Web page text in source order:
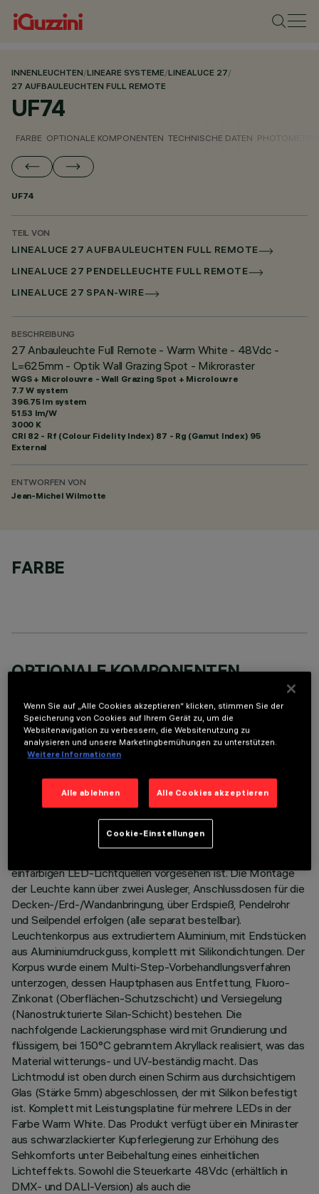
INNENLEUCHTEN/LINEARE SYSTEME/LINEALUCE 27/
27 AUFBAULEUCHTEN FULL REMOTE
UF74
FARBE OPTIONALE KOMPONENTEN TECHNISCHE DATEN
UF74
TEIL VON
LINEALUCE 27 AUFBAULEUCHTEN FULL REMOTE
LINEALUCE 27 PENDELLEUCHTE FULL REMOTE
LINEALUCE 27 SPAN-WIRE
BESCHREIBUNG
27 Anbauleuchte Full Remote - Warm White - 48Vdc -
L=625mm - Optik Wall Grazing Spot - Mikroraster
WGS + Microlouvre - Wall Grazing Spot + Microlouvre
7.7 W system
396.75 lm system
51.53 lm/W
3000 K
CRI 82 - Rf (Colour Fidelity Index) 87 - Rg (Gamut Index) 95
External
ENTWORFEN VON
Jean-Michel Wilmotte
FARBE
OPTIONALE KOMPONENTEN
TECHNISCHE DATEN
LETZTES UPDATE: 06.08.2026
einfarbigen LED-Lichtquellen vorgesehen ist. Die Montage
der Leuchte kann über zwei Ausleger, Anschlussdosen für die
Decken-/Erd-/Wandanbringung, über Erdspieß, Pendelrohr
und Seilpendel erfolgen (alle separat bestellbar).
Leuchtenkorpus aus extrudiertem Aluminium, mit Endstücken
aus Aluminiumdruckguss, komplett mit Silikondichtungen. Der
Korpus wurde einem Multi-Step-Vorbehandlungsverfahren
unterzogen, dessen Hauptphasen aus Entfettung, Fluoro-
Zinkonat (Oberflächen-Schutzschicht) und Versiegelung
(Nanostrukturierte Silan-Schicht) bestehen. Die
nachfolgende Lackierungsphase wird mit Grundierung und
flüssigem, bei 150°C gebranntem Akryllack realisiert, was das
Material witterungs- und UV-beständig macht. Das
Lichtmodul ist oben durch einen Schirm aus durchsichtigem
Glas (Stärke 5mm) abgeschlossen, der mit Silikon befestigt
ist. Komplett mit Leistungsplatine für mehrere LEDs in der
Farbe Warm White. Das Produkt verfügt über ein Miniraster
aus schwarzlackierter Kupferlegierung zur Erhöhung des
Sehkomforts unter Beibehaltung eines einheitlichen
Lichteffekts. Sowohl die Steuerkarte 48Vdc (erhältlich in
DMX- und DALI-Version) als auch die
Wenn Sie auf „Alle Cookies akzeptieren“ klicken, stimmen Sie der
Speicherung von Cookies auf Ihrem Gerät zu, um die
Websitenavigation zu verbessern, die Websitenutzung zu
analysieren und unsere Marketingbemühungen zu unterstützen.
Weitere Informationen
Alle ablehnen Alle Cookies akzeptieren
Cookie-Einstellungen